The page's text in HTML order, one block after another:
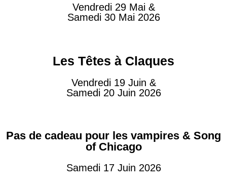
Vendredi 29 Mai &
Samedi 30 Mai 2026
Les Têtes à Claques
Vendredi 19 Juin &
Samedi 20 Juin 2026
Pas de cadeau pour les vampires & Song
of Chicago
Samedi 17 Juin 2026